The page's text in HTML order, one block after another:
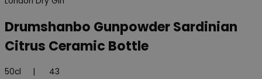
Drumshanbo Gunpowder Sardinian
Citrus Ceramic Bottle
50cl 43